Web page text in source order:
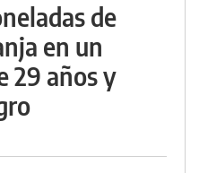
de
en un
29 años y